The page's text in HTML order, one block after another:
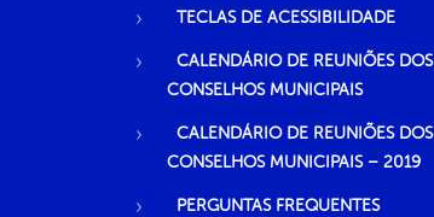
TECLAS DE ACESSIBILIDADE
CALENDÁRIO DE REUNIÕES DOS
CONSELHOS MUNICIPAIS
CALENDÁRIO DE REUNIÕES DOS
CONSELHOS MUNICIPAIS – 2019
PERGUNTAS FREQUENTES